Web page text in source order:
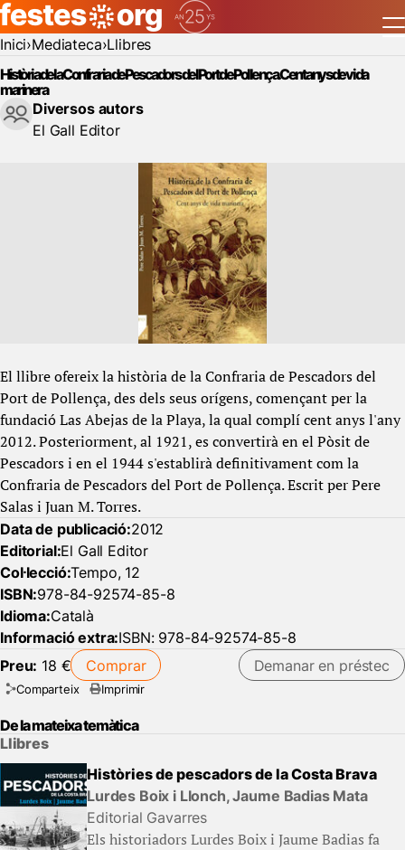
Inici Mediateca Llibres
Història de la Confraria de Pescadors del Port de Pollença. Cent anys de vida
marinera
Diversos autors
El Gall Editor
El llibre ofereix la història de la Confraria de Pescadors del
Port de Pollença, des dels seus orígens, començant per la
fundació Las Abejas de la Playa, la qual complí cent anys l'any
2012. Posteriorment, al 1921, es convertirà en el Pòsit de
Pescadors i en el 1944 s'establirà definitivament com la
Confraria de Pescadors del Port de Pollença. Escrit per Pere
Salas i Juan M. Torres.
Data de publicació:2012
Editorial:El Gall Editor
Col·lecció:Tempo, 12
ISBN:978-84-92574-85-8
Idioma:Català
Informació extra:ISBN: 978-84-92574-85-8
Preu: 18 € Comprar Demanar en préstec
Comparteix Imprimir
De la mateixa temàtica
Llibres
Històries de pescadors de la Costa Brava
Lurdes Boix i Llonch, Jaume Badias Mata
Editorial Gavarres
Els historiadors Lurdes Boix i Jaume Badias fa